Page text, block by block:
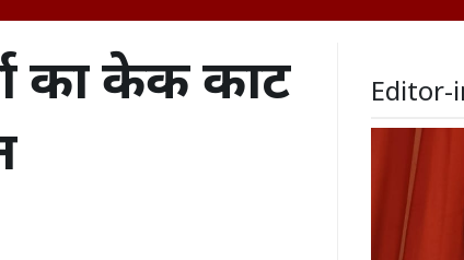
का केक काट
Editor-